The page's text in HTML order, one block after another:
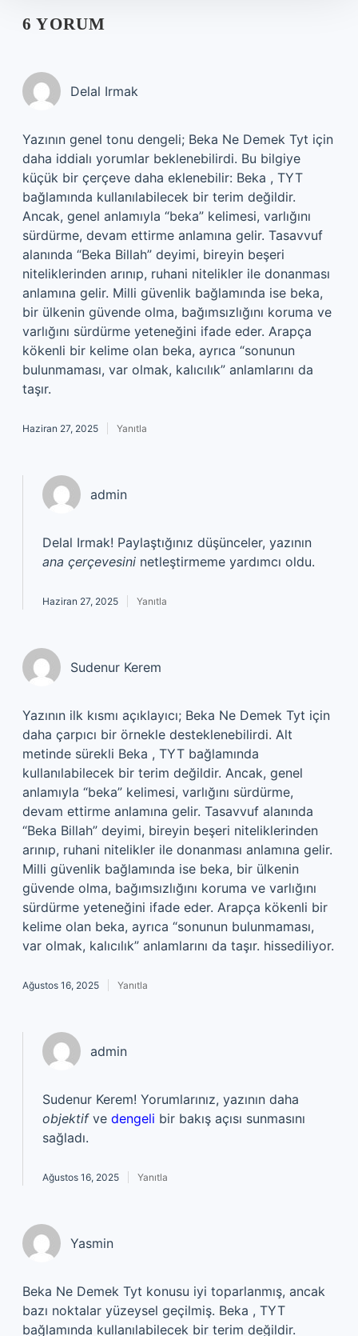
6 YORUM
Delal Irmak
Yazının genel tonu dengeli; Beka Ne Demek Tyt için
daha iddialı yorumlar beklenebilirdi. Bu bilgiye
küçük bir çerçeve daha eklenebilir: Beka , TYT
bağlamında kullanılabilecek bir terim değildir.
Ancak, genel anlamıyla “beka” kelimesi, varlığını
sürdürme, devam ettirme anlamına gelir. Tasavvuf
alanında “Beka Billah” deyimi, bireyin beşeri
niteliklerinden arınıp, ruhani nitelikler ile donanması
anlamına gelir. Milli güvenlik bağlamında ise beka,
bir ülkenin güvende olma, bağımsızlığını koruma ve
varlığını sürdürme yeteneğini ifade eder. Arapça
kökenli bir kelime olan beka, ayrıca “sonunun
bulunmaması, var olmak, kalıcılık” anlamlarını da
taşır.
Haziran 27, 2025 Yanıtla
admin
Delal Irmak! Paylaştığınız düşünceler, yazının
ana çerçevesini netleştirmeme yardımcı oldu.
Haziran 27, 2025 Yanıtla
Sudenur Kerem
Yazının ilk kısmı açıklayıcı; Beka Ne Demek Tyt için
daha çarpıcı bir örnekle desteklenebilirdi. Alt
metinde sürekli Beka , TYT bağlamında
kullanılabilecek bir terim değildir. Ancak, genel
anlamıyla “beka” kelimesi, varlığını sürdürme,
devam ettirme anlamına gelir. Tasavvuf alanında
“Beka Billah” deyimi, bireyin beşeri niteliklerinden
arınıp, ruhani nitelikler ile donanması anlamına gelir.
Milli güvenlik bağlamında ise beka, bir ülkenin
güvende olma, bağımsızlığını koruma ve varlığını
sürdürme yeteneğini ifade eder. Arapça kökenli bir
kelime olan beka, ayrıca “sonunun bulunmaması,
var olmak, kalıcılık” anlamlarını da taşır. hissediliyor.
Ağustos 16, 2025 Yanıtla
admin
Sudenur Kerem! Yorumlarınız, yazının daha
objektifve dengeli bir bakış açısı sunmasını
sağladı.
Ağustos 16, 2025 Yanıtla
Yasmin
Beka Ne Demek Tyt konusu iyi toparlanmış, ancak
bazı noktalar yüzeysel geçilmiş. Beka , TYT
bağlamında kullanılabilecek bir terim değildir.